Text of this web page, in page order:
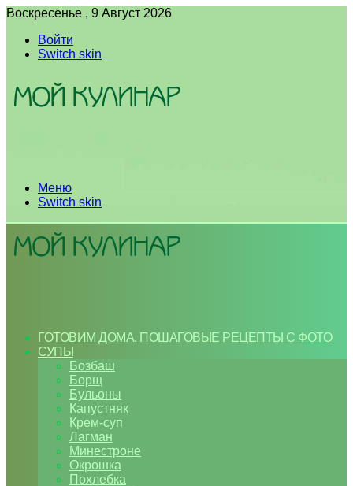
Воскресенье , 9 Август 2026
Войти
Switch skin
Меню
Switch skin
ГОТОВИМ ДОМА. ПОШАГОВЫЕ РЕЦЕПТЫ С ФОТО
СУПЫ
Бозбаш
Борщ
Бульоны
Капустняк
Крем-суп
Лагман
Минестроне
Окрошка
Похлебка